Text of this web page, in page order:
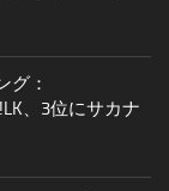
グ：
、3位にサカナ